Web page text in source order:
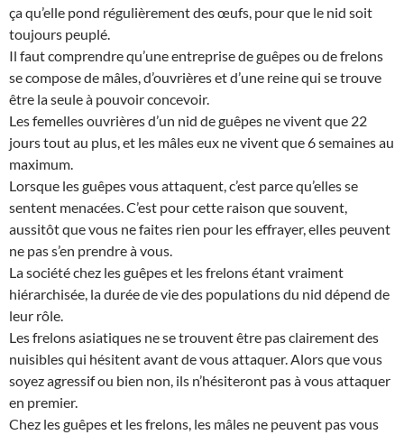
ça qu’elle pond régulièrement des œufs, pour que le nid soit
toujours peuplé.
Il faut comprendre qu’une entreprise de guêpes ou de frelons
se compose de mâles, d’ouvrières et d’une reine qui se trouve
être la seule à pouvoir concevoir.
Les femelles ouvrières d’un nid de guêpes ne vivent que 22
jours tout au plus, et les mâles eux ne vivent que 6 semaines au
maximum.
Lorsque les guêpes vous attaquent, c’est parce qu’elles se
sentent menacées. C’est pour cette raison que souvent,
aussitôt que vous ne faites rien pour les effrayer, elles peuvent
ne pas s’en prendre à vous.
La société chez les guêpes et les frelons étant vraiment
hiérarchisée, la durée de vie des populations du nid dépend de
leur rôle.
Les frelons asiatiques ne se trouvent être pas clairement des
nuisibles qui hésitent avant de vous attaquer. Alors que vous
soyez agressif ou bien non, ils n’hésiteront pas à vous attaquer
en premier.
Chez les guêpes et les frelons, les mâles ne peuvent pas vous